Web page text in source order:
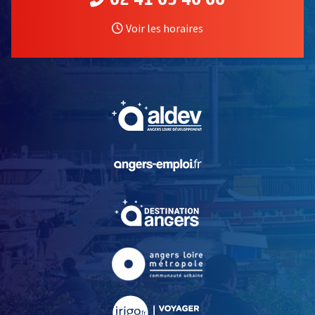
Voir les horaires
, Ouvre une nouvelle
, Ouvre une nouvelle